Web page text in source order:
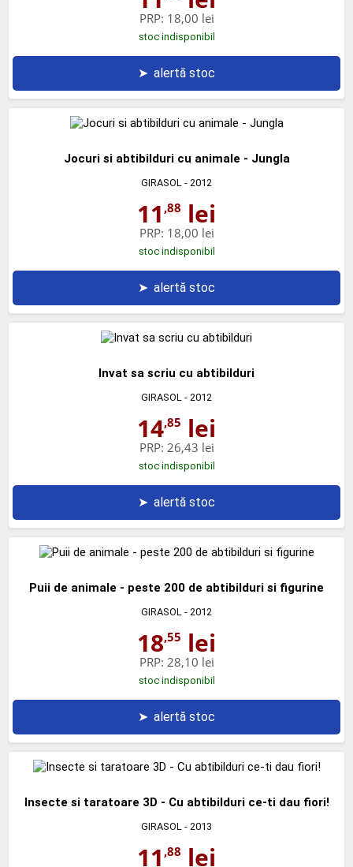
PRP: 18,00 lei
stoc indisponibil
➤ alertă stoc
Jocuri si abtibilduri cu animale - Jungla
GIRASOL - 2012
11 ,88 lei
PRP: 18,00 lei
stoc indisponibil
➤ alertă stoc
Invat sa scriu cu abtibilduri
GIRASOL - 2012
14,85 lei
PRP: 26,43 lei
stoc indisponibil
➤ alertă stoc
Puii de animale - peste 200 de abtibilduri si figurine
GIRASOL - 2012
18,55 lei
PRP: 28,10 lei
stoc indisponibil
➤ alertă stoc
Insecte si taratoare 3D - Cu abtibilduri ce-ti dau fiori!
GIRASOL - 2013
11 ,88 lei